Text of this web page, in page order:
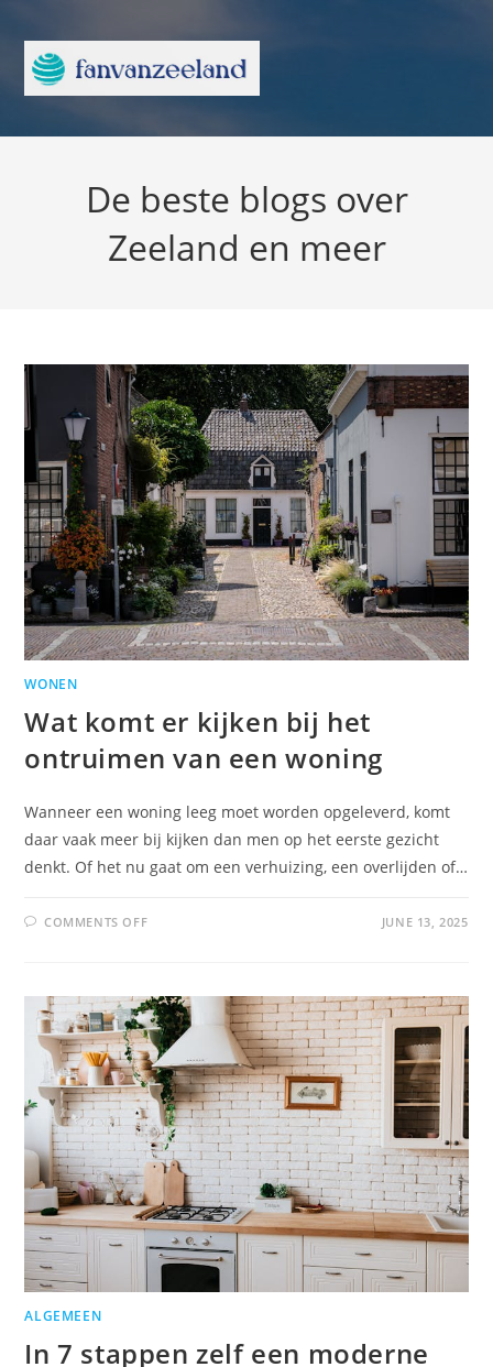
De beste blogs over
Zeeland en meer
WONEN
Wat komt er kijken bij het
ontruimen van een woning
Wanneer een woning leeg moet worden opgeleverd, komt
daar vaak meer bij kijken dan men op het eerste gezicht
denkt. Of het nu gaat om een verhuizing, een overlijden of…
COMMENTS OFF JUNE 13, 2025
ALGEMEEN
In 7 stappen zelf een moderne